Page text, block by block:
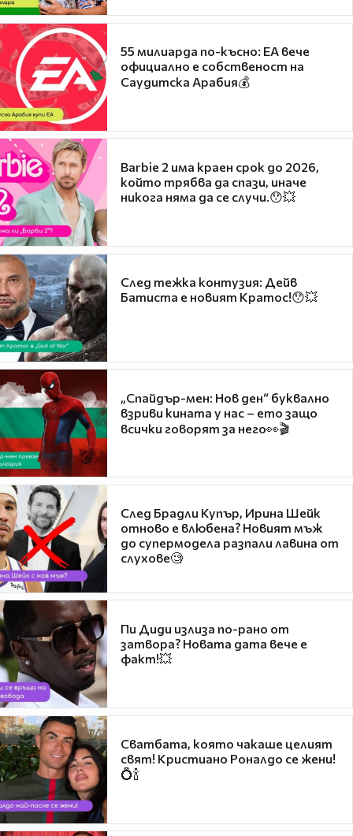
55 милиарда по-късно: EA вече
официално е собственост на
Саудитска Арабия💰
Barbie 2 има краен срок до 2026,
който трябва да спази, иначе
никога няма да се случи.😯💥
След тежка контузия: Дейв
Батиста е новият Кратос!😯💥
„Спайдър-мен: Нов ден“ буквално
взриви кината у нас – ето защо
всички говорят за него👀🎬
След Брадли Купър, Ирина Шейк
отново е влюбена? Новият мъж
до супермодела разпали лавина от
слухове🧐
Пи Диди излиза по-рано от
затвора? Новата дата вече е
факт!💥
Сватбата, която чакаше целият
свят! Кристиано Роналдо се жени!
💍🍾